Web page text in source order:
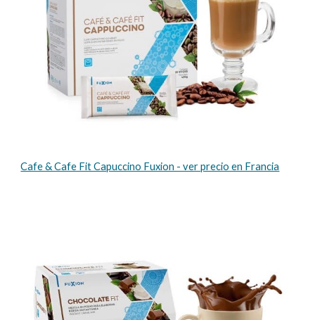
Cafe & Cafe Fit Capuccino Fuxion - ver precio en Francia